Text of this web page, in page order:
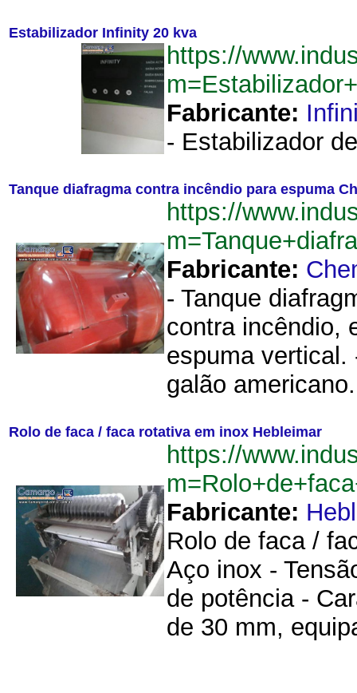
Estabilizador Infinity 20 kva
https://
Fabricante:
- Estabilizador
Tanque diafragma contra incêndio para espuma
https://
Fabricante:
- Tanque
contra incêndio,
espuma vertical.
galão
Rolo de faca / faca rotativa em inox Hebleimar
https://
Fabricante:
Rolo de faca /
Aço inox -
de potência -
de 30 mm,